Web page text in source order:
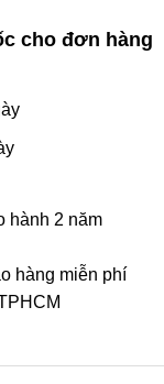
cho đơn hàng
hành 2 năm
hàng miễn phí